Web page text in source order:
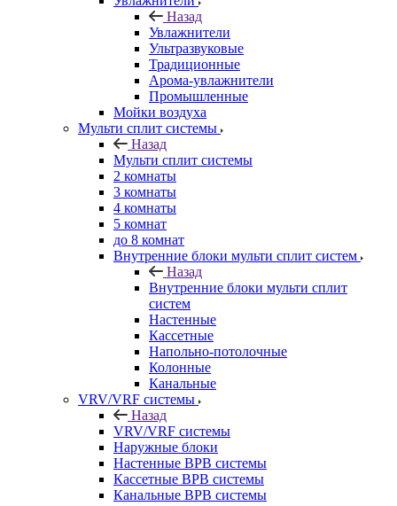
Назад
Увлажнители
Ультразвуковые
Традиционные
Арома-увлажнители
Промышленные
Мойки воздуха
Мульти сплит системы
Назад
Мульти сплит системы
2 комнаты
3 комнаты
4 комнаты
5 комнат
до 8 комнат
Внутренние блоки мульти сплит систем
Назад
Внутренние блоки мульти сплит
систем
Настенные
Кассетные
Напольно-потолочные
Колонные
Канальные
VRV/VRF системы
Назад
VRV/VRF системы
Наружные блоки
Настенные ВРВ системы
Кассетные ВРВ системы
Канальные ВРВ системы